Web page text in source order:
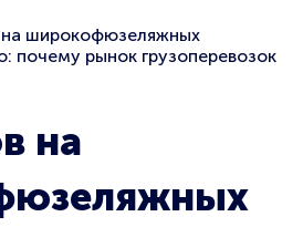
на широкофюзеляжных
почему рынок грузоперевозок
на